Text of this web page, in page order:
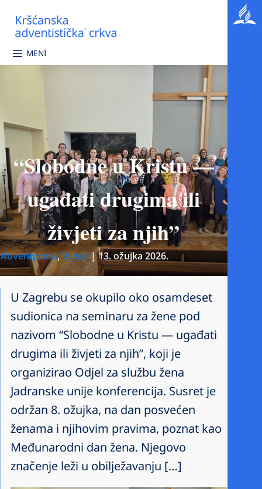
MENI
“Slobodne u Kristu —
ugađati drugima ili
živjeti za njih”
Adventpress,Vijesti|13. ožujka 2026.
U Zagrebu se okupilo oko osamdeset
sudionica na seminaru za žene pod
nazivom “Slobodne u Kristu — ugađati
drugima ili živjeti za njih”, koji je
organizirao Odjel za službu žena
Jadranske unije konferencija. Susret je
održan 8. ožujka, na dan posvećen
ženama i njihovim pravima, poznat kao
Međunarodni dan žena. Njegovo
značenje leži u obilježavanju […]